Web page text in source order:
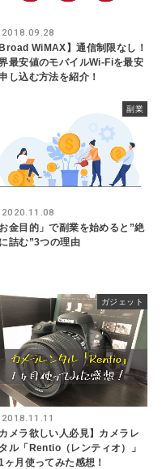
2018.09.28
Broad WiMAX】通信制限なし！
最安値のモバイルWi-Fiを最安
し込む方法を紹介！
副業
2020.11.08
お金目的」で副業を始めると”絶
詰む”3つの理由
ガジェット
2018.11.11
カメラ欲しい人必見】カメラレ
ル「Rentio（レンティオ）」
ヶ月使ってみた感想！